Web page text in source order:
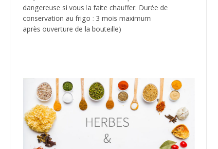
Compatible paléo :
Poudre de piment, cannelle, cumin,